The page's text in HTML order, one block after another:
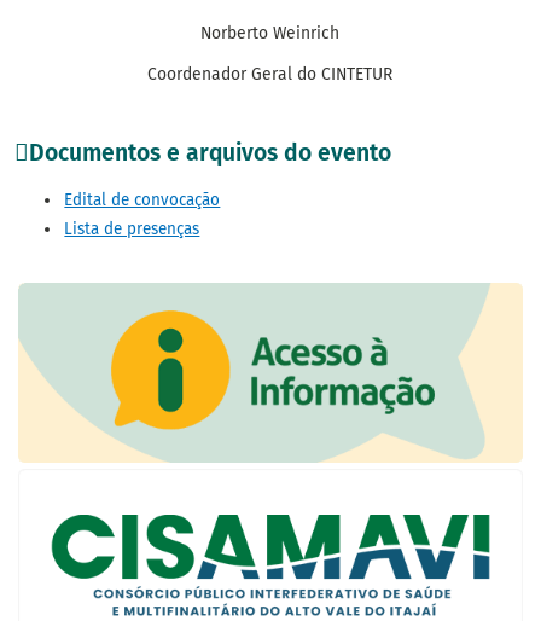
Norberto Weinrich
Coordenador Geral do CINTETUR
Documentos e arquivos do evento
Edital de convocação
Lista de presenças